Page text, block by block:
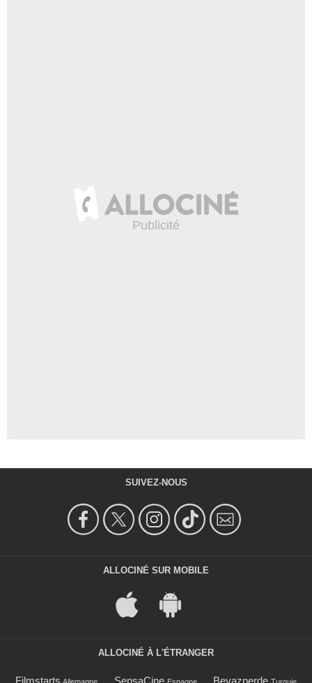
SUIVEZ-NOUS
ALLOCINÉ SUR MOBILE
ALLOCINÉ À L'ÉTRANGER
Filmstarts Allemagne SensaCine Espagne Beyazperde Turquie